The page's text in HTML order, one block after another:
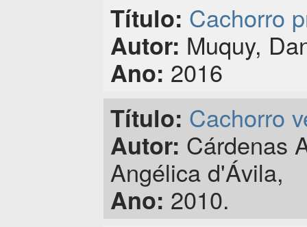
Título: Cachorro
Autor: Muquy,
Ano: 2016
Título: Cachorro
Autor: Cárdenas
Angélica d'Ávila,
Ano: 2010.